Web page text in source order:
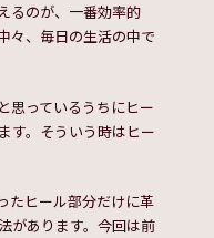
るのが、一番効率的
々、毎日の生活の中で
思っているうちにヒー
す。そういう時はヒー
たヒール部分だけに革
があります。今回は前